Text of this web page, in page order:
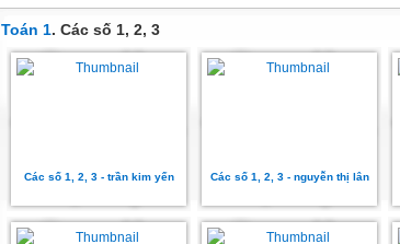
Toán 1. Các số 1, 2, 3
Các số 1, 2, 3 - trần kim yến Các số 1, 2, 3 - nguyễn thị lân